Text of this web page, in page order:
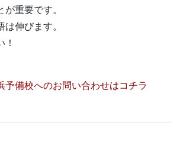
重要です。
伸びます。
予備校へのお問い合わせはコチラ